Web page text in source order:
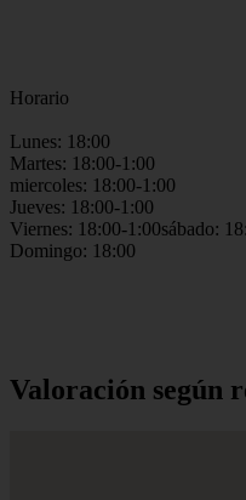
Horario
Lunes: 18:00
Martes: 18:00-1:00
miercoles: 18:00-1:00
Jueves: 18:00-1:00
Viernes: 18:00-1:00sábado:
Domingo: 18:00
Valoración según